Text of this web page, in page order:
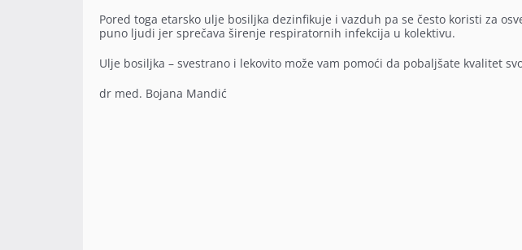
Pored toga etarsko ulje bosiljka dezinfikuje i vazduh pa se često koristi za
puno ljudi jer sprečava širenje respiratornih infekcija u kolektivu.
Ulje bosiljka – svestrano i lekovito može vam pomoći da pobaljšate kvalitet
dr med. Bojana Mandić